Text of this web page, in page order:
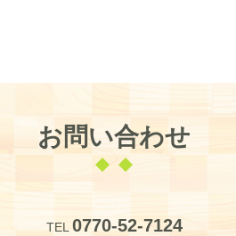
お問い合わせ
TEL 0770-52-7124